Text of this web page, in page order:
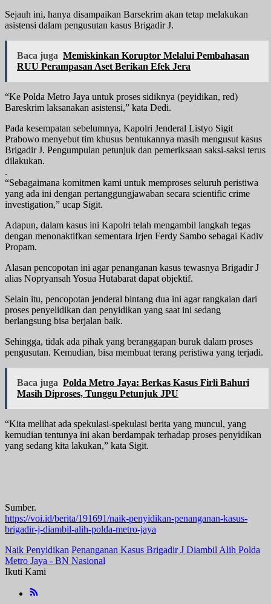
Sejauh ini, hanya disampaikan Barsekrim akan tetap melakukan
asistensi dalam pengusutan kasus Brigadir J.
Baca juga Memiskinkan Koruptor Melalui Pembahasan
RUU Perampasan Aset Berikan Efek Jera
“Ke Polda Metro Jaya untuk proses sidiknya (peyidikan, red)
Bareskrim laksanakan asistensi,” kata Dedi.
Pada kesempatan sebelumnya, Kapolri Jenderal Listyo Sigit
Prabowo menyebut tim khusus bentukannya masih mengusut kasus
Brigadir J. Pengumpulan petunjuk dan pemeriksaan saksi-saksi terus
dilakukan.
.
“Sebagaimana komitmen kami untuk memproses seluruh peristiwa
yang ada ini dengan pertanggungjawaban secara scientific crime
investigation,” ucap Sigit.
Adapun, dalam kasus ini Kapolri telah mengambil langkah tegas
dengan menonaktifkan sementara Irjen Ferdy Sambo sebagai Kadiv
Propam.
Alasan pencopotan ini agar penanganan kasus tewasnya Brigadir J
alias Nopryansah Yosua Hutabarat dapat objektif.
Selain itu, pencopotan jenderal bintang dua ini agar rangkaian dari
proses penyelidikan dan penyidikan yang saat ini sedang
berlangsung bisa berjalan baik.
Sehingga, tidak ada pihak yang beranggapan buruk dalam proses
pengusutan. Kemudian, bisa membuat terang peristiwa yang terjadi.
Baca juga Polda Metro Jaya: Berkas Kasus Firli Bahuri
Masih Diproses, Tunggu Petunjuk JPU
“Kita melihat ada spekulasi-spekulasi berita yang muncul, yang
kemudian tentunya ini akan berdampak terhadap proses penyidikan
yang sedang kita lakukan,” kata Sigit.
Sumber.
https://voi.id/berita/191691/naik-penyidikan-penanganan-kasus-
brigadir-j-diambil-alih-polda-metro-jaya
Naik Penyidikan Penanganan Kasus Brigadir J Diambil Alih Polda
Metro Jaya - BN Nasional
Ikuti Kami